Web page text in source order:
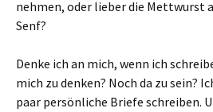
nehmen, oder lieber die Mettwurst
Senf?
Denke ich an mich, wenn ich
mich zu denken? Noch da zu sein?
paar persönliche Briefe schreiben.